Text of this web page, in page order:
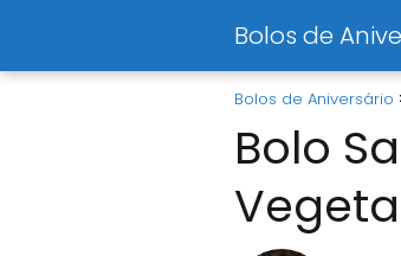
Bolos de
Bolos de Aniversário
Bolo